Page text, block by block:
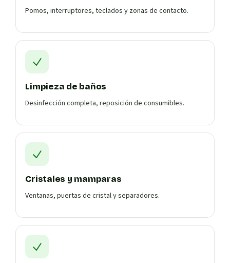
Pomos, interruptores, teclados y zonas de contacto.
Limpieza de baños
Desinfección completa, reposición de consumibles.
Cristales y mamparas
Ventanas, puertas de cristal y separadores.